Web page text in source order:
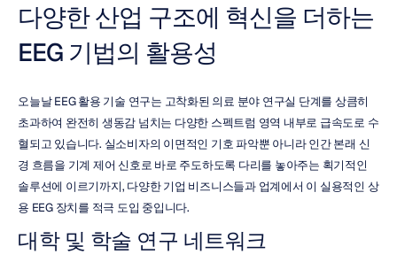
다양한 산업 구조에 혁신을 더하는
EEG 기법의 활용성
오늘날 EEG 활용 기술 연구는 고착화된 의료 분야 연구실 단계를 상큼히
초과하여 완전히 생동감 넘치는 다양한 스펙트럼 영역 내부로 급속도로 수
혈되고 있습니다. 실소비자의 이면적인 기호 파악뿐 아니라 인간 본래 신
경 흐름을 기계 제어 신호로 바로 주도하도록 다리를 놓아주는 획기적인
솔루션에 이르기까지, 다양한 기업 비즈니스들과 업계에서 이 실용적인 상
용 EEG 장치를 적극 도입 중입니다.
대학 및 학술 연구 네트워크